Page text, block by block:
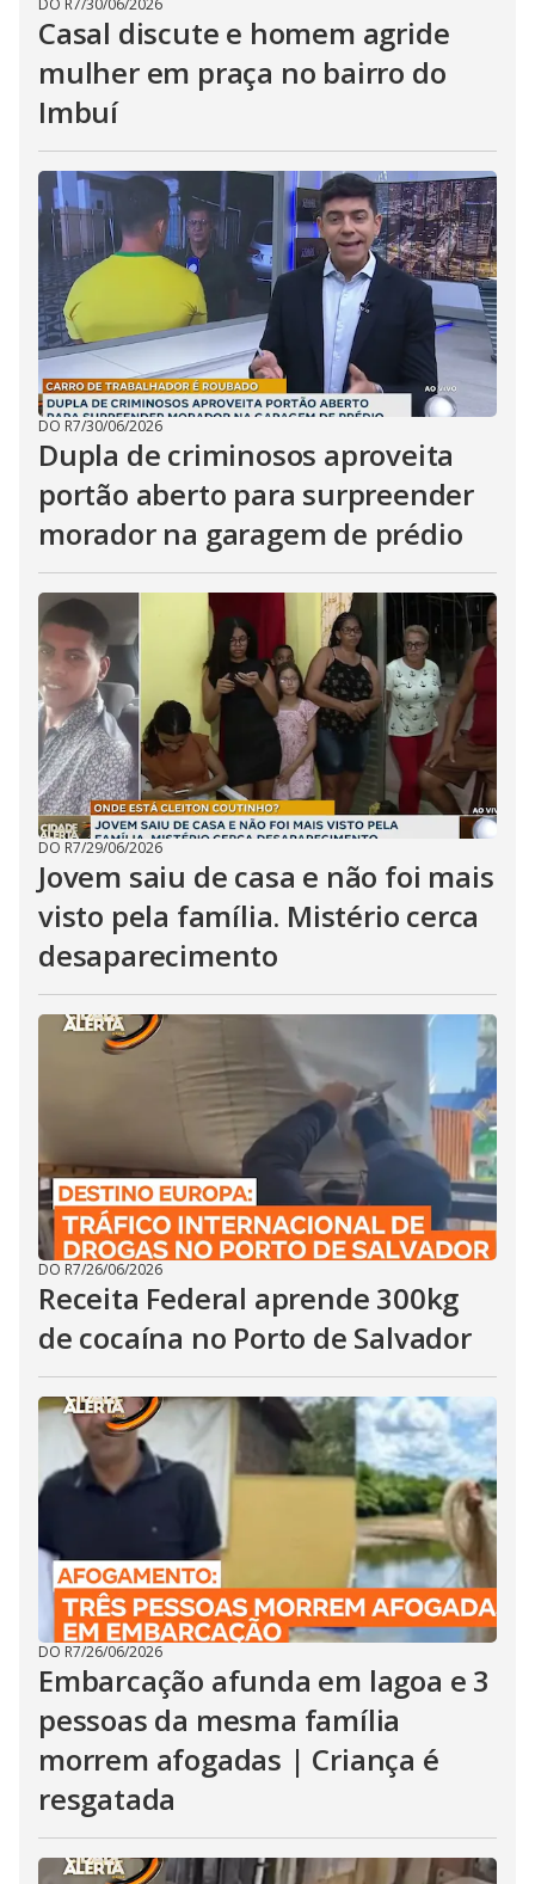
DO R7/30/06/2026
Casal discute e homem agride
mulher em praça no bairro do
Imbuí
DO R7/30/06/2026
Dupla de criminosos aproveita
portão aberto para surpreender
morador na garagem de prédio
DO R7/29/06/2026
Jovem saiu de casa e não foi mais
visto pela família. Mistério cerca
desaparecimento
DO R7/26/06/2026
Receita Federal aprende 300kg
de cocaína no Porto de Salvador
DO R7/26/06/2026
Embarcação afunda em lagoa e 3
pessoas da mesma família
morrem afogadas | Criança é
resgatada